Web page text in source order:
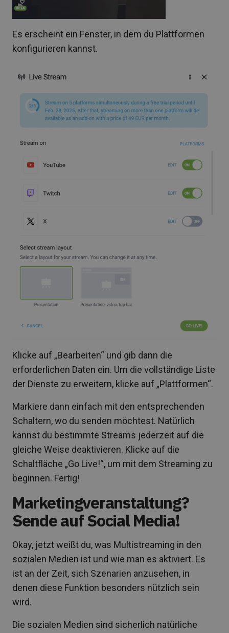
Es erscheint ein Fenster, in dem du Plattformen
konfigurieren kannst.
Klicke auf „Bearbeiten“ und gib dann die
erforderlichen Daten ein. Um die vollständige Liste
der Dienste zu erweitern, klicke auf „Plattformen“.
Markiere dann einfach mit den entsprechenden
Schaltern, wo du senden möchtest. Natürlich
kannst du bestimmte Streams jederzeit auf die
gleiche Weise deaktivieren. Klicke auf die
Schaltfläche „Go Live!“, um mit dem Streaming zu
beginnen. Fertig!
Marketingveranstaltung?
Sende auf Social Media!
Okay, jetzt weißt du, was Multistreaming in den
sozialen Medien ist und wie man es aktiviert. Es
ist an der Zeit, sich Szenarien anzusehen, in
denen diese Funktion besonders nützlich sein
wird.
Die sozialen Medien sind sicherlich natürliche